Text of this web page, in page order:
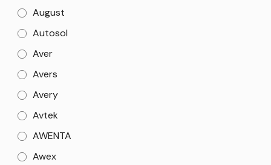
August
Autosol
Aver
Avers
Avery
Avtek
AWENTA
Awex